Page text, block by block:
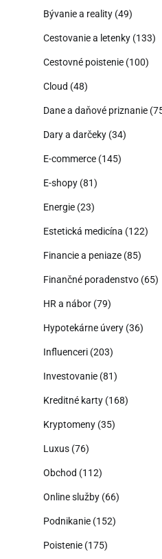
Bývanie a reality (49)
Cestovanie a letenky (133)
Cestovné poistenie (100)
Cloud (48)
Dane a daňové priznanie
Dary a darčeky (34)
E-commerce (145)
E-shopy (81)
Energie (23)
Estetická medicína (122)
Financie a peniaze (85)
Finančné poradenstvo (65)
HR a nábor (79)
Hypotekárne úvery (36)
Influenceri (203)
Investovanie (81)
Kreditné karty (168)
Kryptomeny (35)
Luxus (76)
Obchod (112)
Online služby (66)
Podnikanie (152)
Poistenie (175)